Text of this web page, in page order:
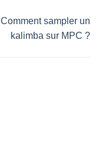
Comment sampler un
kalimba sur MPC ?